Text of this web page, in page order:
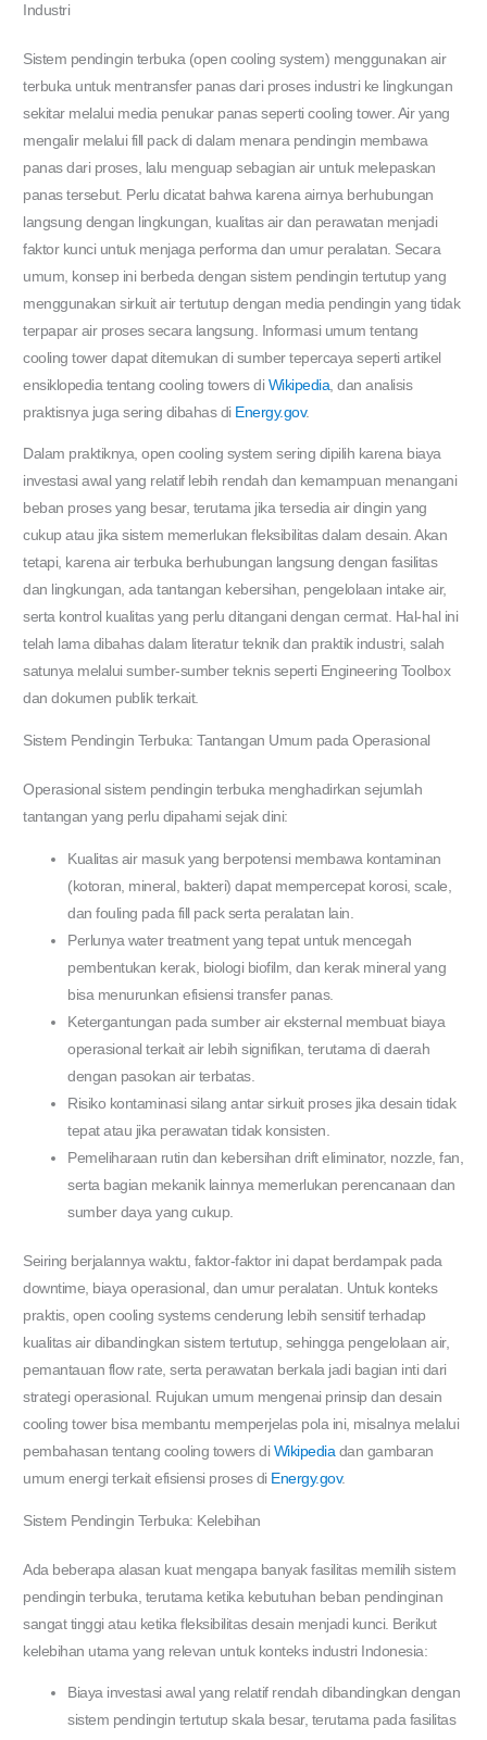
Industri
Sistem pendingin terbuka (open cooling system) menggunakan air
terbuka untuk mentransfer panas dari proses industri ke lingkungan
sekitar melalui media penukar panas seperti cooling tower. Air yang
mengalir melalui fill pack di dalam menara pendingin membawa
panas dari proses, lalu menguap sebagian air untuk melepaskan
panas tersebut. Perlu dicatat bahwa karena airnya berhubungan
langsung dengan lingkungan, kualitas air dan perawatan menjadi
faktor kunci untuk menjaga performa dan umur peralatan. Secara
umum, konsep ini berbeda dengan sistem pendingin tertutup yang
menggunakan sirkuit air tertutup dengan media pendingin yang tidak
terpapar air proses secara langsung. Informasi umum tentang
cooling tower dapat ditemukan di sumber tepercaya seperti artikel
ensiklopedia tentang cooling towers di Wikipedia , dan analisis
praktisnya juga sering dibahas di Energy.gov.
Dalam praktiknya, open cooling system sering dipilih karena biaya
investasi awal yang relatif lebih rendah dan kemampuan menangani
beban proses yang besar, terutama jika tersedia air dingin yang
cukup atau jika sistem memerlukan fleksibilitas dalam desain. Akan
tetapi, karena air terbuka berhubungan langsung dengan fasilitas
dan lingkungan, ada tantangan kebersihan, pengelolaan intake air,
serta kontrol kualitas yang perlu ditangani dengan cermat. Hal-hal ini
telah lama dibahas dalam literatur teknik dan praktik industri, salah
satunya melalui sumber-sumber teknis seperti Engineering Toolbox
dan dokumen publik terkait.
Sistem Pendingin Terbuka: Tantangan Umum pada Operasional
Operasional sistem pendingin terbuka menghadirkan sejumlah
tantangan yang perlu dipahami sejak dini:
Kualitas air masuk yang berpotensi membawa kontaminan
(kotoran, mineral, bakteri) dapat mempercepat korosi, scale,
dan fouling pada fill pack serta peralatan lain.
Perlunya water treatment yang tepat untuk mencegah
pembentukan kerak, biologi biofilm, dan kerak mineral yang
bisa menurunkan efisiensi transfer panas.
Ketergantungan pada sumber air eksternal membuat biaya
operasional terkait air lebih signifikan, terutama di daerah
dengan pasokan air terbatas.
Risiko kontaminasi silang antar sirkuit proses jika desain tidak
tepat atau jika perawatan tidak konsisten.
Pemeliharaan rutin dan kebersihan drift eliminator, nozzle, fan,
serta bagian mekanik lainnya memerlukan perencanaan dan
sumber daya yang cukup.
Seiring berjalannya waktu, faktor-faktor ini dapat berdampak pada
downtime, biaya operasional, dan umur peralatan. Untuk konteks
praktis, open cooling systems cenderung lebih sensitif terhadap
kualitas air dibandingkan sistem tertutup, sehingga pengelolaan air,
pemantauan flow rate, serta perawatan berkala jadi bagian inti dari
strategi operasional. Rujukan umum mengenai prinsip dan desain
cooling tower bisa membantu memperjelas pola ini, misalnya melalui
pembahasan tentang cooling towers di Wikipediadan gambaran
umum energi terkait efisiensi proses di Energy.gov.
Sistem Pendingin Terbuka: Kelebihan
Ada beberapa alasan kuat mengapa banyak fasilitas memilih sistem
pendingin terbuka, terutama ketika kebutuhan beban pendinginan
sangat tinggi atau ketika fleksibilitas desain menjadi kunci. Berikut
kelebihan utama yang relevan untuk konteks industri Indonesia:
Biaya investasi awal yang relatif rendah dibandingkan dengan
sistem pendingin tertutup skala besar, terutama pada fasilitas